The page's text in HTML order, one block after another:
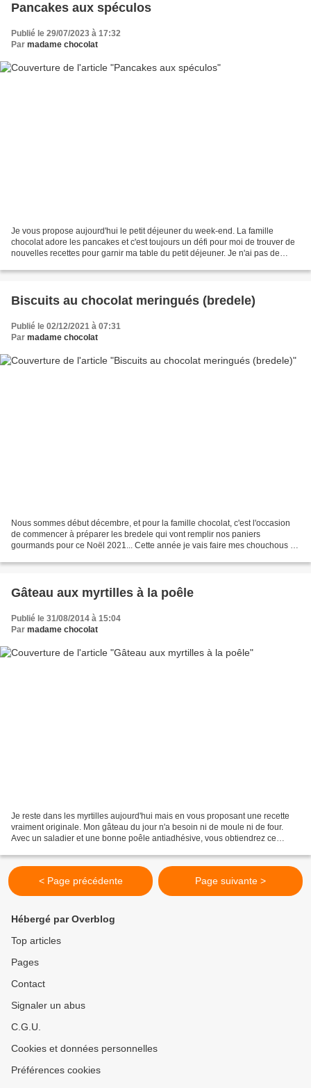
Pancakes aux spéculos
Publié le 29/07/2023 à 17:32
Par madame chocolat
Je vous propose aujourd'hui le petit déjeuner du week-end. La famille
chocolat adore les pancakes et c'est toujours un défi pour moi de trouver de
nouvelles recettes pour garnir ma table du petit déjeuner. Je n'ai pas de
Biscuits au chocolat meringués (bredele)
Publié le 02/12/2021 à 07:31
Par madame chocolat
Nous sommes début décembre, et pour la famille chocolat, c'est l'occasion
de commencer à préparer les bredele qui vont remplir nos paniers
gourmands pour ce Noël 2021... Cette année je vais faire mes chouchous et
Gâteau aux myrtilles à la poêle
Publié le 31/08/2014 à 15:04
Par madame chocolat
Je reste dans les myrtilles aujourd'hui mais en vous proposant une recette
vraiment originale. Mon gâteau du jour n'a besoin ni de moule ni de four.
Avec un saladier et une bonne poêle antiadhésive, vous obtiendrez ce
< Page précédente Page suivante >
Hébergé par Overblog
Top articles
Pages
Contact
Signaler un abus
C.G.U.
Cookies et données personnelles
Préférences cookies